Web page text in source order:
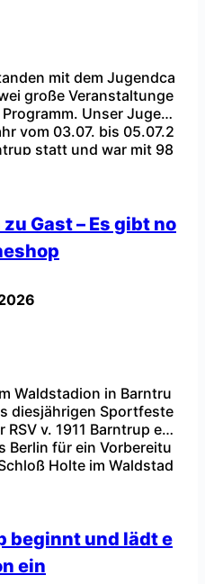
mit dem Jugendca
große Veranstaltunge
Unser Jugen
vom 03.07. bis 05.07.2
statt und war mit 98
fünfjährigen Jubiläum,
Gast – Es gibt no
Waldstadion in Barntru
diesjährigen Sportfeste
v. 1911 Barntrup e.
Berlin für ein Vorbereitu
Holte im Waldstad
und Marktkauf Wiele
beginnt und lädt e
ein